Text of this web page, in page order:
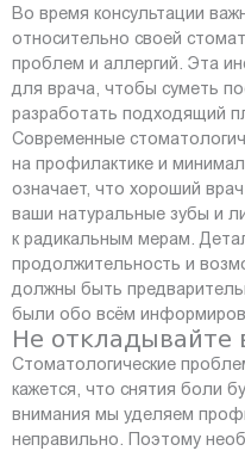
Во время консультации
относительно своей
проблем и аллергий. Эта
для врача, чтобы суметь
разработать подходящий
Современные
на профилактике и
означает, что хороший
ваши натуральные зубы и
к радикальным мерам.
продолжительность и
должны быть
были обо всём
Не откладывайте
Стоматологические
кажется, что снятия боли
внимания мы уделяем
неправильно. Поэтому